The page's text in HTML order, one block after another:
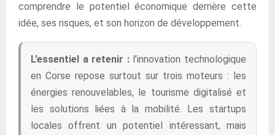
comprendre le potentiel économique derrière cette
idée, ses risques, et son horizon de développement.
L’essentiel a retenir :l’innovation technologique
en Corse repose surtout sur trois moteurs : les
énergies renouvelables, le tourisme digitalisé et
les solutions liées à la mobilité. Les startups
locales offrent un potentiel intéressant, mais